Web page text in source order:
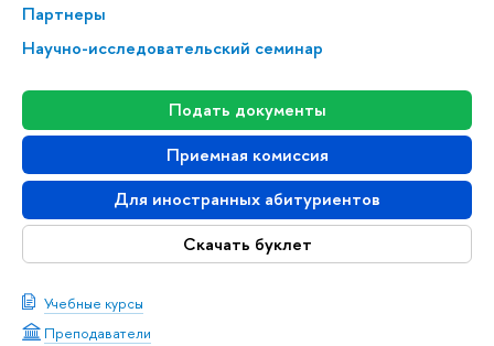
Партнеры
Научно-исследовательский семинар
Подать документы
Приемная комиссия
Для иностранных абитуриентов
Скачать буклет
Учебные курсы
Преподаватели